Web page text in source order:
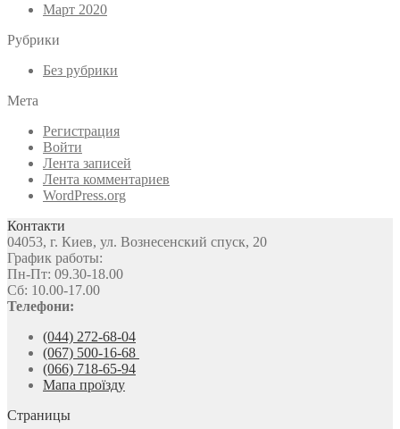
Март 2020
Рубрики
Без рубрики
Мета
Регистрация
Войти
Лента записей
Лента комментариев
WordPress.org
Контакти
04053, г. Киев, ул. Вознесенский спуск, 20
График работы:
Пн-Пт: 09.30-18.00
Сб: 10.00-17.00
Телефони:
(044) 272-68-04
(067) 500-16-68
(066) 718-65-94
Мапа проїзду
Страницы